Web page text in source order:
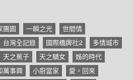
團圓 一瞬之光
世間情
台灣全記錄 國際橋牌社2
多情城市
天之蕉子 天之驕女
姊的時代
萬事興 小廚當家
愛。回來